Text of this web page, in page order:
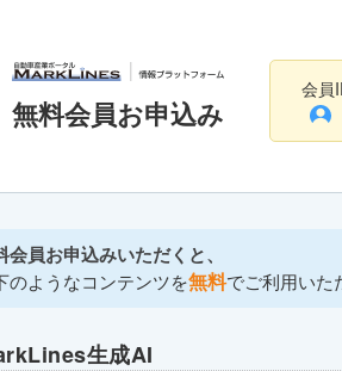
無料会員お申込み
会員
会員お申込みいただくと、
のようなコンテンツを無料でご利用いた
生成AI